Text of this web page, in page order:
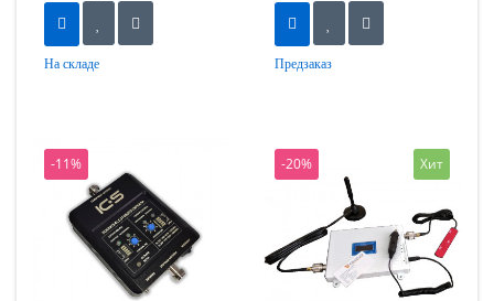
На складе Предзаказ
-11% -20% Хит